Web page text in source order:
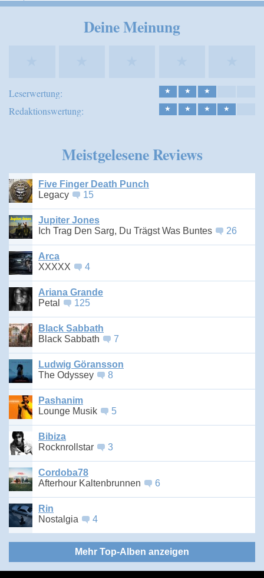
Deine Meinung
Leserwertung: ★ ★ ★
Redaktionswertung: ★ ★ ★ ★
Meistgelesene Reviews
Five Finger Death Punch
Legacy
15
Jupiter Jones
Ich Trag Den Sarg, Du Trägst Was Buntes
26
Arca
XXXXX
4
Ariana Grande
Petal
125
Black Sabbath
Black Sabbath
7
Ludwig Göransson
The Odyssey
8
Pashanim
Lounge Musik
5
Bibiza
Rocknrollstar
3
Cordoba78
Afterhour Kaltenbrunnen
6
Rin
Nostalgia
4
Mehr Top-Alben anzeigen